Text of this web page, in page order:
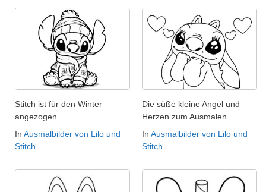
Stitch ist für den Winter
angezogen.
In Ausmalbilder von Lilo und
Stitch
Die süße kleine Angel und
Herzen zum Ausmalen
In Ausmalbilder von Lilo und
Stitch